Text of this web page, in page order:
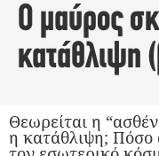
Ο μαύρος
κατάθλιψη
Θεωρείται η
η κατάθλιψη; Πόσο